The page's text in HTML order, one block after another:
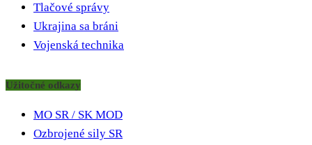
Tlačové správy
Ukrajina sa bráni
Vojenská technika
Užitočné odkazy
MO SR / SK MOD
Ozbrojené sily SR